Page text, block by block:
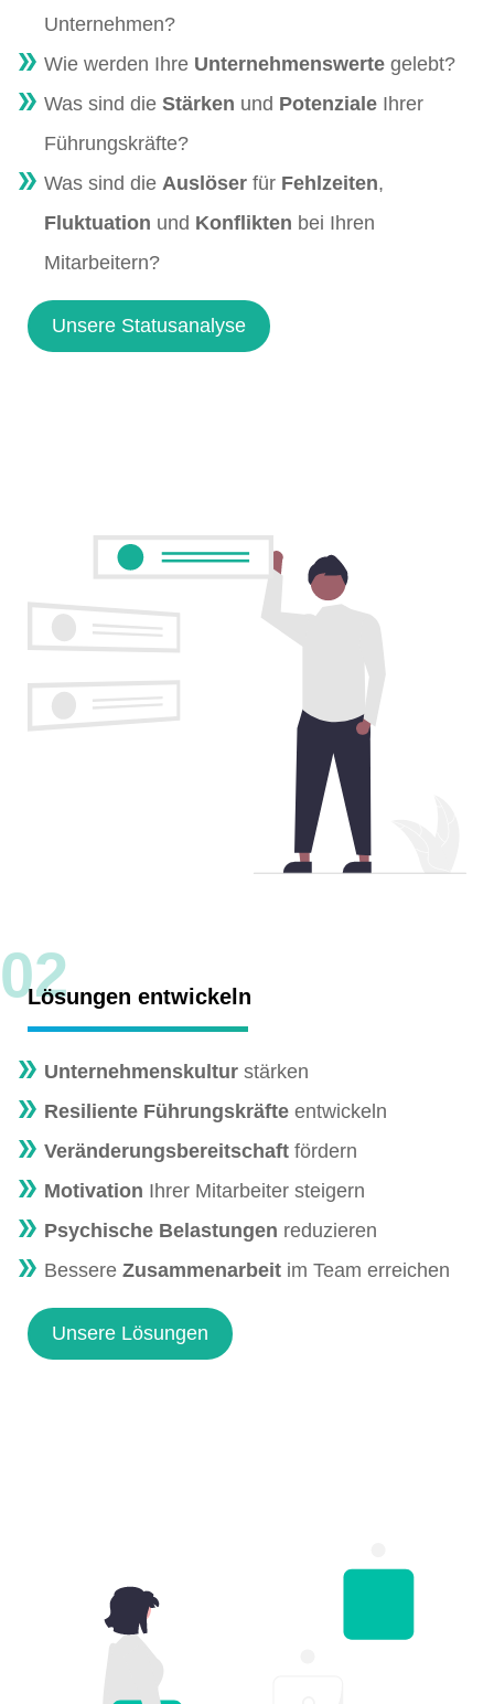
Unternehmen?
Wie werden Ihre Unternehmenswerte gelebt?
Was sind die Stärken und Potenziale Ihrer
Führungskräfte?
Was sind die Auslöser für Fehlzeiten,
Fluktuation und Konflikten bei Ihren
Mitarbeitern?
Unsere Statusanalyse
02
Lösungen entwickeln
Unternehmenskultur stärken
Resiliente Führungskräfte entwickeln
Veränderungsbereitschaft fördern
Motivation Ihrer Mitarbeiter steigern
Psychische Belastungen reduzieren
Bessere Zusammenarbeit im Team erreichen
Unsere Lösungen